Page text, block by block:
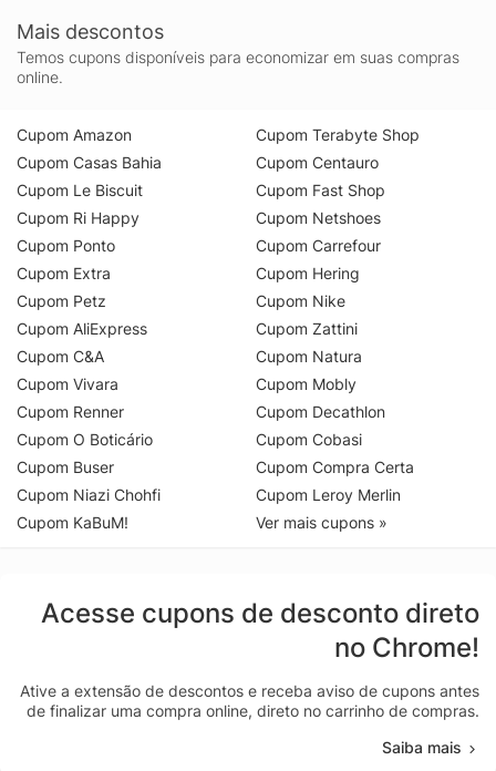
Mais descontos
Temos cupons disponíveis para economizar em suas compras
online.
Cupom Amazon
Cupom Casas Bahia
Cupom Le Biscuit
Cupom Ri Happy
Cupom Ponto
Cupom Extra
Cupom Petz
Cupom AliExpress
Cupom C&A
Cupom Vivara
Cupom Renner
Cupom O Boticário
Cupom Buser
Cupom Niazi Chohfi
Cupom KaBuM!
Cupom Terabyte Shop
Cupom Centauro
Cupom Fast Shop
Cupom Netshoes
Cupom Carrefour
Cupom Hering
Cupom Nike
Cupom Zattini
Cupom Natura
Cupom Mobly
Cupom Decathlon
Cupom Cobasi
Cupom Compra Certa
Cupom Leroy Merlin
Ver mais cupons »
Acesse cupons de desconto direto
no Chrome!
Ative a extensão de descontos e receba aviso de cupons antes
de finalizar uma compra online, direto no carrinho de compras.
Saiba mais